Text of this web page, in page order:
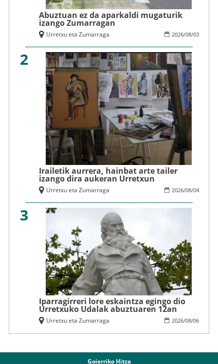
Abuztuan ez da aparkaldi mugaturik
izango Zumarragan
2026/08/03
Urretxu eta Zumarraga
2
Irailetik aurrera, hainbat arte tailer
izango dira aukeran Urretxun
2026/08/04
Urretxu eta Zumarraga
3
Iparragirreri lore eskaintza egingo dio
Urretxuko Udalak abuztuaren 12an
2026/08/06
Urretxu eta Zumarraga
Goierriko Hitza